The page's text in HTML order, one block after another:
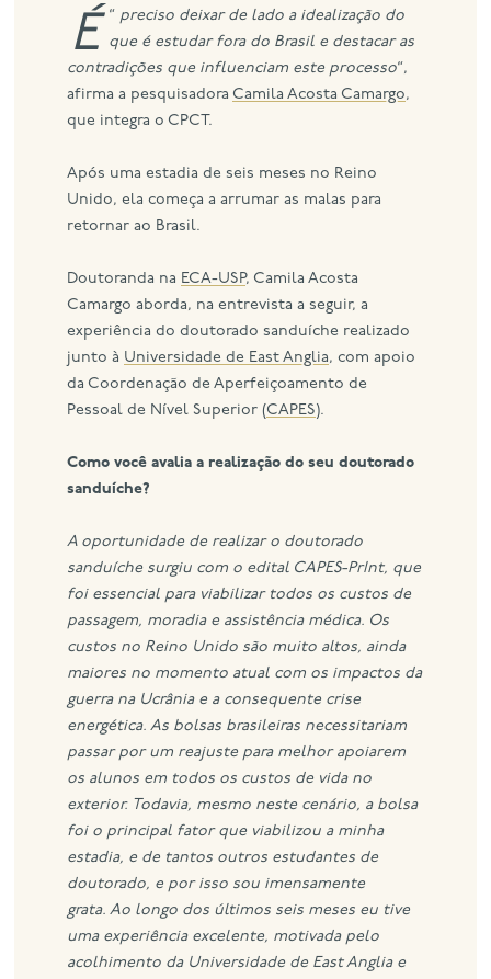
“
É preciso deixar de lado a idealização do
que é estudar fora do Brasil e destacar as
contradições que influenciam este processo“,
afirma a pesquisadora Camila Acosta Camargo,
que integra o CPCT.
Após uma estadia de seis meses no Reino
Unido, ela começa a arrumar as malas para
retornar ao Brasil.
Doutoranda na ECA-USP, Camila Acosta
Camargo aborda, na entrevista a seguir, a
experiência do doutorado sanduíche realizado
junto à Universidade de East Anglia, com apoio
da Coordenação de Aperfeiçoamento de
Pessoal de Nível Superior (CAPES).
Como você avalia a realização do seu doutorado
sanduíche?
A oportunidade de realizar o doutorado
sanduíche surgiu com o edital CAPES-PrInt, que
foi essencial para viabilizar todos os custos de
passagem, moradia e assistência médica. Os
custos no Reino Unido são muito altos, ainda
maiores no momento atual com os impactos da
guerra na Ucrânia e a consequente crise
energética. As bolsas brasileiras necessitariam
passar por um reajuste para melhor apoiarem
os alunos em todos os custos de vida no
exterior. Todavia, mesmo neste cenário, a bolsa
foi o principal fator que viabilizou a minha
estadia, e de tantos outros estudantes de
doutorado, e por isso sou imensamente
grata.Ao longo dos últimos seis meses eu tive
uma experiência excelente, motivada pelo
acolhimento da Universidade de East Anglia e